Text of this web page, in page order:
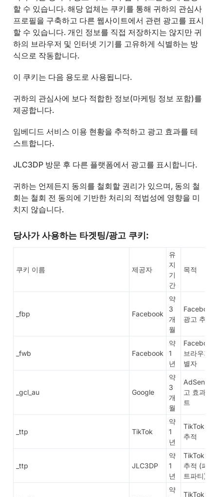
할 수 있습니다. 해당 업체는 쿠키를 통해 귀하의 관심사
프로필을 구축하고 다른 웹사이트에서 관련 광고를 표시
할 수 있습니다. 개인 정보를 직접 저장하지는 않지만 귀
하의 브라우저 및 인터넷 기기를 고유하게 식별하는 방
식으로 작동합니다.
이 쿠키는 다음 용도로 사용됩니다.
귀하의 관심사에 보다 적합한 정보(마케팅 정보 포함)를
제공합니다.
임베디드 서비스 이용 현황을 추적하고 광고 효과를 테
스트합니다.
JLC3DP 방문 후 다른 플랫폼에서 광고를 표시합니다.
귀하는 언제든지 동의를 철회할 권리가 있으며, 동의 철
회는 철회 전 동의에 기반한 처리의 적법성에 영향을 미
치지 않습니다.
당사가 사용하는 타겟팅/광고 쿠키:
쿠키 이름 제공자
유
지
기
간
목적
_fbp Facebook
약
3
개
월
Facebook
광고 추적
_fwb Facebook
약
1
년
Facebook
브라우저
별자
_gcl_au Google
약
3
개
월
AdSense
고 효과 테
트
_ttp TikTok
약
1
년
TikTok 광
추적
_ttp JLC3DP
약
1
년
TikTok 광
추적 (퍼스
트파티)
약
TikTok 세